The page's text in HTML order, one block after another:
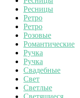
Ресницы
Ретро
Ретро
Розовые
Романтические
Ручка
Ручка
Свадебные
Свет
Светлые
Светящиеся